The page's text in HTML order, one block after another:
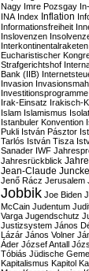
Nagy Imre Pozsgay
INA Index Inflation
Informationsfreiheit
Inslovenzen
Interkontinentalraketen
Eucharistischer
Strafgerichtshof
Bank (IIB)
Invasion
Investitionsprogramme
Irak-Einsatz Irakisch-
Islam Islamismus
Istanbuler Konvention
Pukli István Pásztor
Tarlós István Tisza
Sanader IWF
Jahresrückblick
Jean-Claude
Jenő Rácz Jerusalem
Jobbik Joe Biden
McCain Judentum
Varga Jugendschutz
Justizsystem János
Lázár János Volner
Áder József Antall
Tóbiás Jüdische
Kapitalismus Kapitol